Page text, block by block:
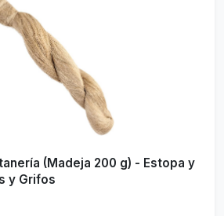
(Madeja 200 g) - Estopa y
y Grifos